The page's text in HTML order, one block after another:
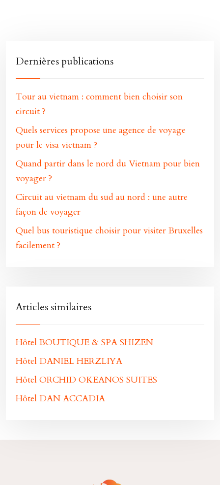
Dernières publications
Tour au vietnam : comment bien choisir son
circuit ?
Quels services propose une agence de voyage
pour le visa vietnam ?
Quand partir dans le nord du Vietnam pour bien
voyager ?
Circuit au vietnam du sud au nord : une autre
façon de voyager
Quel bus touristique choisir pour visiter Bruxelles
facilement ?
Articles similaires
Hôtel BOUTIQUE & SPA SHIZEN
Hôtel DANIEL HERZLIYA
Hôtel ORCHID OKEANOS SUITES
Hôtel DAN ACCADIA